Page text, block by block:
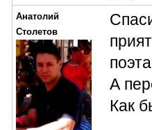
Анатолий
Столетов
А
Как